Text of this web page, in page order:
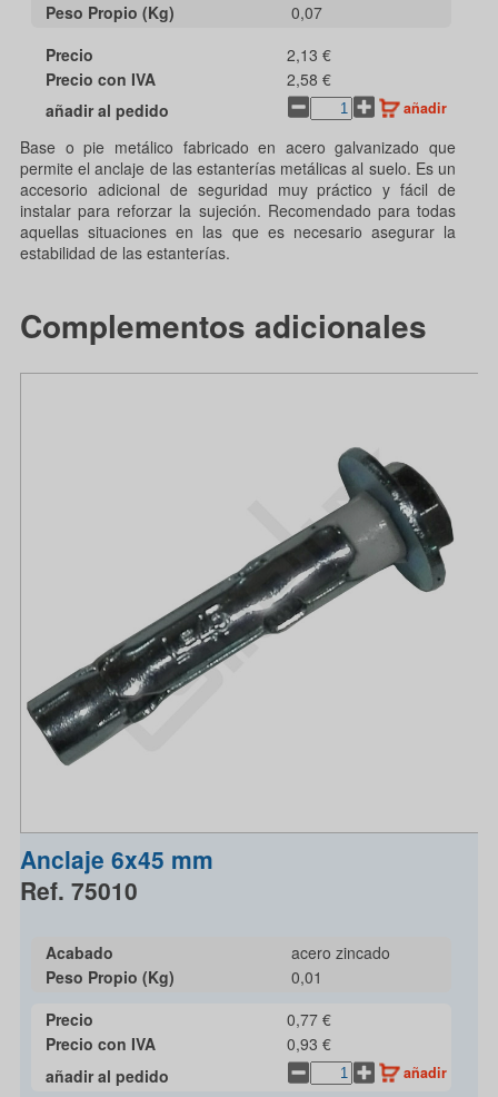
Peso Propio (Kg)
0,07
Precio
2,13 €
Precio con IVA
2,58 €
añadir al pedido
añadir
Base o pie metálico fabricado en acero galvanizado que
permite el anclaje de las estanterías metálicas al suelo. Es un
accesorio adicional de seguridad muy práctico y fácil de
instalar para reforzar la sujeción. Recomendado para todas
aquellas situaciones en las que es necesario asegurar la
estabilidad de las estanterías.
Complementos adicionales
Anclaje 6x45 mm
Ref. 75010
Acabado
acero zincado
Peso Propio (Kg)
0,01
Precio
0,77 €
Precio con IVA
0,93 €
añadir al pedido
añadir